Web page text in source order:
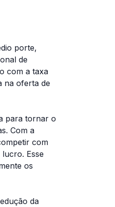
porte,
de
com a taxa
na oferta de
para tornar o
Com a
com
Esse
os
da